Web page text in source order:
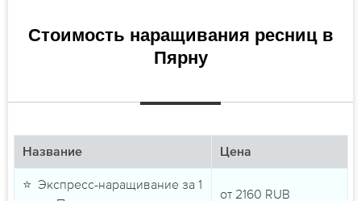
Стоимость наращивания ресниц в
Пярну
Название Цена
⭐ Экспресс-наращивание за 1
от 2160 RUB